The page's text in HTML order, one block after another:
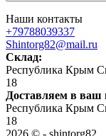
Наши контакты
+79788039337
Shintorg82@mail.ru
Склад:
Республика Крым
18
Доставляем в ваш
Республика Крым
18
2026 © - shintorg82